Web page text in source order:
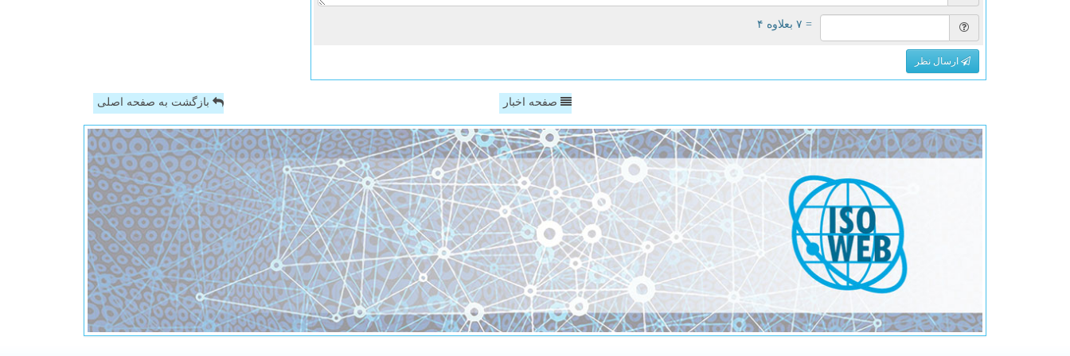
= ۷ بعلاوه ۴
ارسال نظر
صفحه اخبار بازگشت به صفحه اصلی